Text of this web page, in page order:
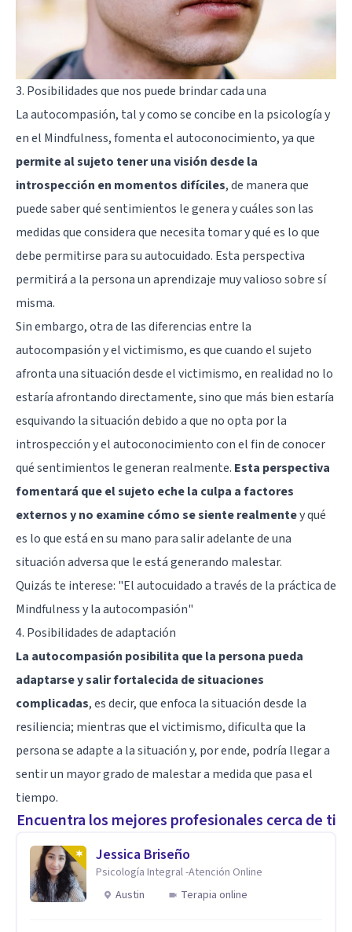
3. Posibilidades que nos puede brindar cada una
La autocompasión, tal y como se concibe en la psicología y
en el Mindfulness, fomenta el autoconocimiento, ya que
permite al sujeto tener una visión desde la
introspección en momentos difíciles, de manera que
puede saber qué sentimientos le genera y cuáles son las
medidas que considera que necesita tomar y qué es lo que
debe permitirse para su autocuidado. Esta perspectiva
permitirá a la persona un aprendizaje muy valioso sobre sí
misma.
Sin embargo, otra de las diferencias entre la
autocompasión y el victimismo, es que cuando el sujeto
afronta una situación desde el victimismo, en realidad no lo
estaría afrontando directamente, sino que más bien estaría
esquivando la situación debido a que no opta por la
introspección y el autoconocimiento con el fin de conocer
qué sentimientos le generan realmente. Esta perspectiva
fomentará que el sujeto eche la culpa a factores
externos y no examine cómo se siente realmentey qué
es lo que está en su mano para salir adelante de una
situación adversa que le está generando malestar.
Quizás te interese: "El autocuidado a través de la práctica de
Mindfulness y la autocompasión"
4. Posibilidades de adaptación
La autocompasión posibilita que la persona pueda
adaptarse y salir fortalecida de situaciones
complicadas, es decir, que enfoca la situación desde la
resiliencia; mientras que el victimismo, dificulta que la
persona se adapte a la situación y, por ende, podría llegar a
sentir un mayor grado de malestar a medida que pasa el
tiempo.
Encuentra los mejores profesionales cerca de ti
Jessica Briseño
Psicología Integral -Atención Online
Austin
Terapia online